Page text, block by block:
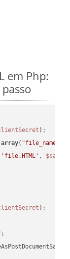
em Php:
array( "file_name"
'file.HTML' ,